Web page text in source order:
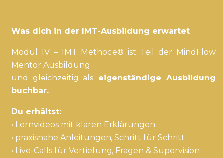
Was dich in der IMT-Ausbildung erwartet
Modul IV – IMT Methode® ist Teil der MindFlow
Mentor Ausbildung
und gleichzeitig als eigenständige Ausbildung
buchbar.
Du erhältst:
• Lernvideos mit klaren Erklärungen
• praxisnahe Anleitungen, Schritt für Schritt
• Live-Calls für Vertiefung, Fragen & Supervision